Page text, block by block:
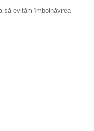
să evităm îmbolnăvirea